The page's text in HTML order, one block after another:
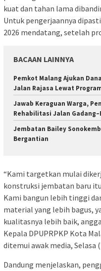
kuat dan tahan lama
Untuk pengerjaannya
2026 mendatang, setelah
BACAAN LAINNYA
Pemkot Malang Ajukan
Jalan Rajasa Lewat
Jawab Keraguan Warga,
Rehabilitasi Jalan
Jembatan Bailey
Bergantian
“Kami targetkan mulai
konstruksi jembatan baru
Kami bangun lebih tinggi
material yang lebih bagus,
kualitasnya lebih baik,
Kepala DPUPRPKP Kota
ditemui awak media, Selasa
Dandung menjelaskan,